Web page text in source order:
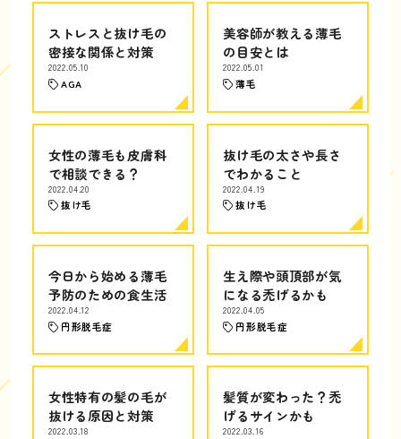
ストレスと抜け毛の
密接な関係と対策
2022.05.10
AGA
美容師が教える薄毛
の目安とは
2022.05.01
薄毛
女性の薄毛も皮膚科
で相談できる？
2022.04.20
抜け毛
抜け毛の太さや長さ
でわかること
2022.04.19
抜け毛
今日から始める薄毛
予防のための食生活
2022.04.12
円形脱毛症
生え際や頭頂部が気
になる禿げるかも
2022.04.05
円形脱毛症
女性特有の髪の毛が
抜ける原因と対策
2022.03.18
髪質が変わった？禿
げるサインかも
2022.03.16